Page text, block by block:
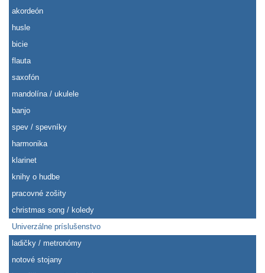
akordeón
husle
bicie
flauta
saxofón
mandolína / ukulele
banjo
spev / spevníky
harmonika
klarinet
knihy o hudbe
pracovné zošity
christmas song / koledy
Univerzálne príslušenstvo
ladičky / metronómy
notové stojany